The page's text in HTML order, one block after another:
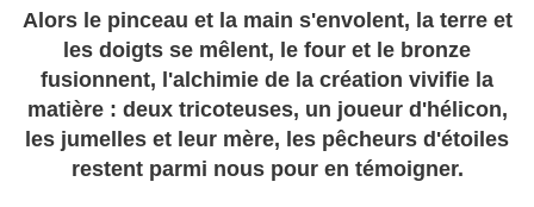
Alors le pinceau et la main s'envolent, la terre et
les doigts se mêlent, le four et le bronze
fusionnent, l'alchimie de la création vivifie la
matière : deux tricoteuses, un joueur d'hélicon,
les jumelles et leur mère, les pêcheurs d'étoiles
restent parmi nous pour en témoigner.